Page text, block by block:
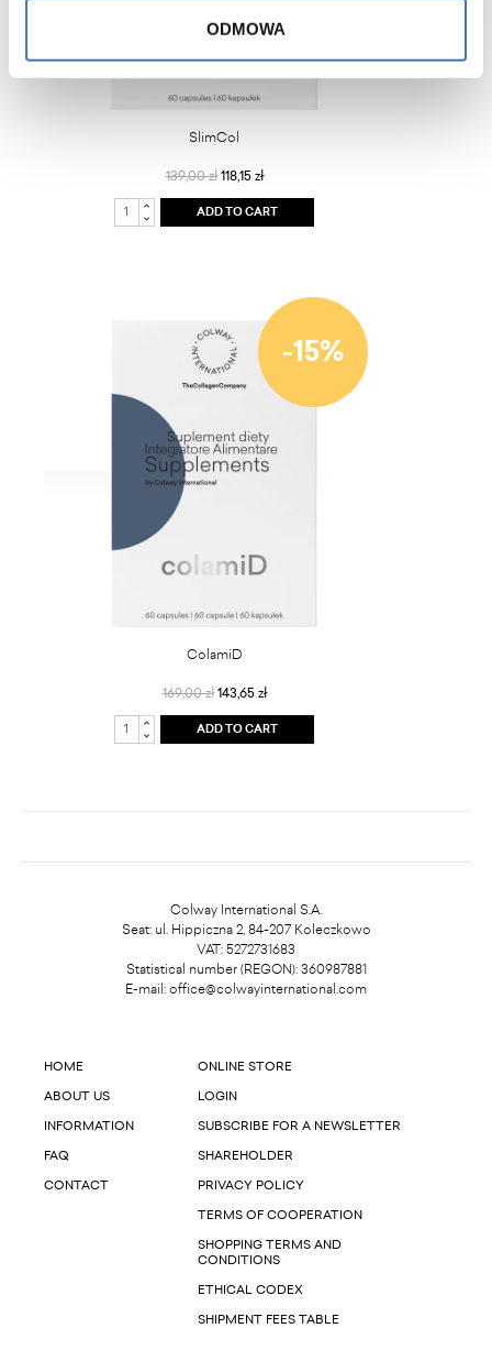
ODMOWA
SlimCol
139,00 zł 118,15 zł
ADD TO CART
-15%
ColamiD
169,00 zł 143,65 zł
ADD TO CART
Colway International S.A.
Seat: ul. Hippiczna 2, 84-207 Koleczkowo
VAT: 5272731683
Statistical number (REGON): 360987881
E-mail: office@colwayinternational.com
HOME
ABOUT US
INFORMATION
FAQ
CONTACT
ONLINE STORE
LOGIN
SUBSCRIBE FOR A NEWSLETTER
SHAREHOLDER
PRIVACY POLICY
TERMS OF COOPERATION
SHOPPING TERMS AND
CONDITIONS
ETHICAL CODEX
SHIPMENT FEES TABLE